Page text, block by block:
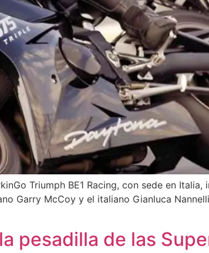
Triumph BE1 Racing, con sede en
Garry McCoy y el italiano Gianluca
pesadilla de las